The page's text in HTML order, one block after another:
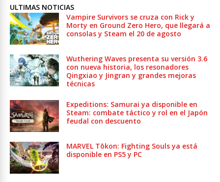
ULTIMAS NOTICIAS
Vampire Survivors se cruza con Rick y
Morty en Ground Zero Hero, que llegará a
consolas y Steam el 20 de agosto
Wuthering Waves presenta su versión 3.6
con nueva historia, los resonadores
Qingxiao y Jingran y grandes mejoras
técnicas
Expeditions: Samurai ya disponible en
Steam: combate táctico y rol en el Japón
feudal con descuento
MARVEL Tōkon: Fighting Souls ya está
disponible en PS5 y PC